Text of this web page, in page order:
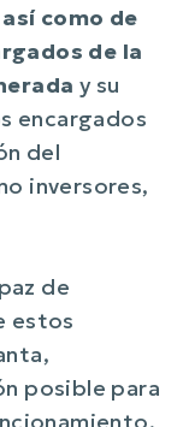
como de
de la
y su
encargados
del
inversores,
de
estos
posible para